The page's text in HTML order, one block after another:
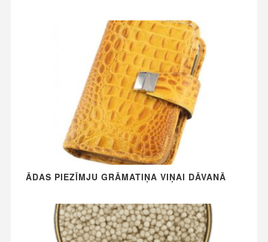
ĀDAS PIEZĪMJU GRĀMATIŅA VIŅAI DĀVANĀ